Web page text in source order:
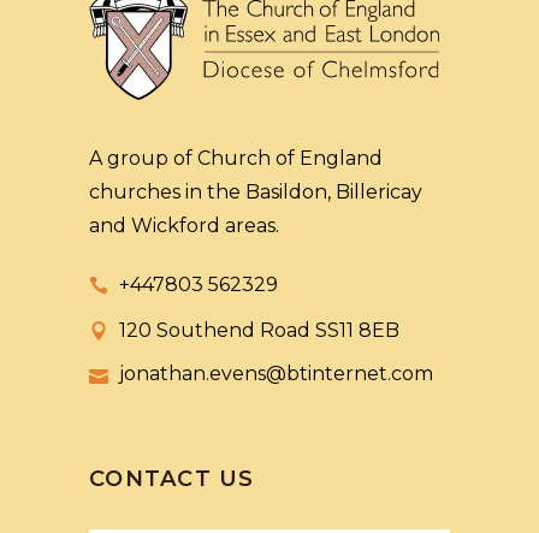
A group of Church of England
churches in the Basildon, Billericay
and Wickford areas.
+447803 562329
120 Southend Road SS11 8EB
jonathan.evens@btinternet.com
CONTACT US